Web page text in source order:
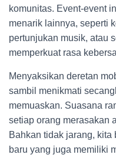
komunitas. Event-event
menarik lainnya, seperti
pertunjukan musik, atau
memperkuat rasa
Menyaksikan deretan
sambil menikmati
memuaskan. Suasana
setiap orang merasakan
Bahkan tidak jarang, kita
baru yang juga memiliki